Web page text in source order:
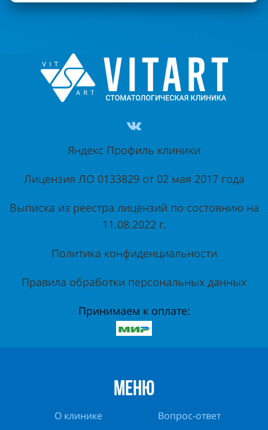
Яндекс Профиль клиники
Лицензия ЛО 0133829 от 02 мая 2017 года
Выписка из реестра лицензий по состоянию на
11.08.2022 г.
Политика конфиденциальности
Правила обработки персональных данных
Принимаем к оплате:
МЕНЮ
О клинике
Вопрос-ответ